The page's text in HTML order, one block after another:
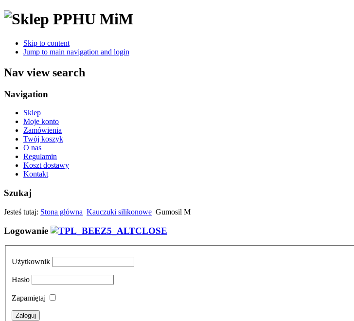
Skip to content
Jump to main navigation and login
Nav view search
Navigation
Sklep
Moje konto
Zamówienia
Twój koszyk
O nas
Regulamin
Koszt dostawy
Kontakt
Szukaj
Jesteś tutaj: Stona główna Kauczuki silikonowe Gumosil M
Logowanie
Użytkownik
Hasło
Zapamiętaj